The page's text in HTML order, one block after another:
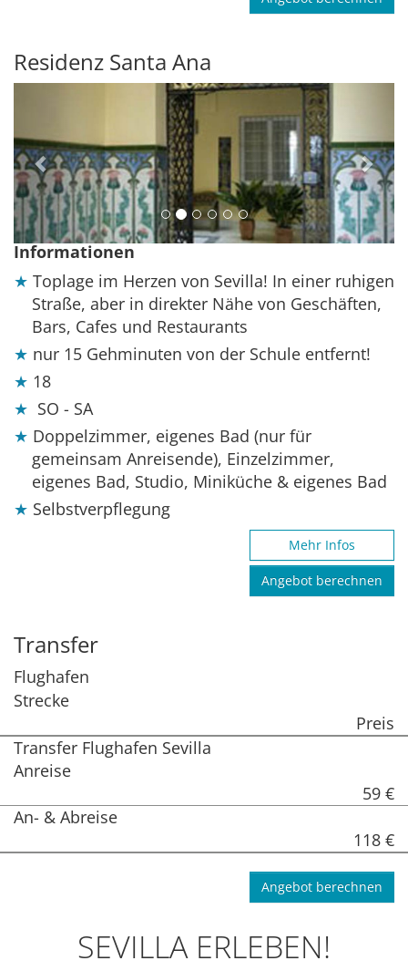
Residenz Santa Ana
Informationen
Toplage im Herzen von Sevilla! In einer ruhigen
Straße, aber in direkter Nähe von Geschäften,
Bars, Cafes und Restaurants
nur 15 Gehminuten von der Schule entfernt!
18
SO - SA
Doppelzimmer, eigenes Bad (nur für
gemeinsam Anreisende), Einzelzimmer,
eigenes Bad, Studio, Miniküche & eigenes Bad
Selbstverpflegung
Mehr Infos
Angebot berechnen
Transfer
Flughafen
Strecke
Preis
Transfer Flughafen Sevilla
Anreise
59 €
An- & Abreise
118 €
Angebot berechnen
SEVILLA ERLEBEN!